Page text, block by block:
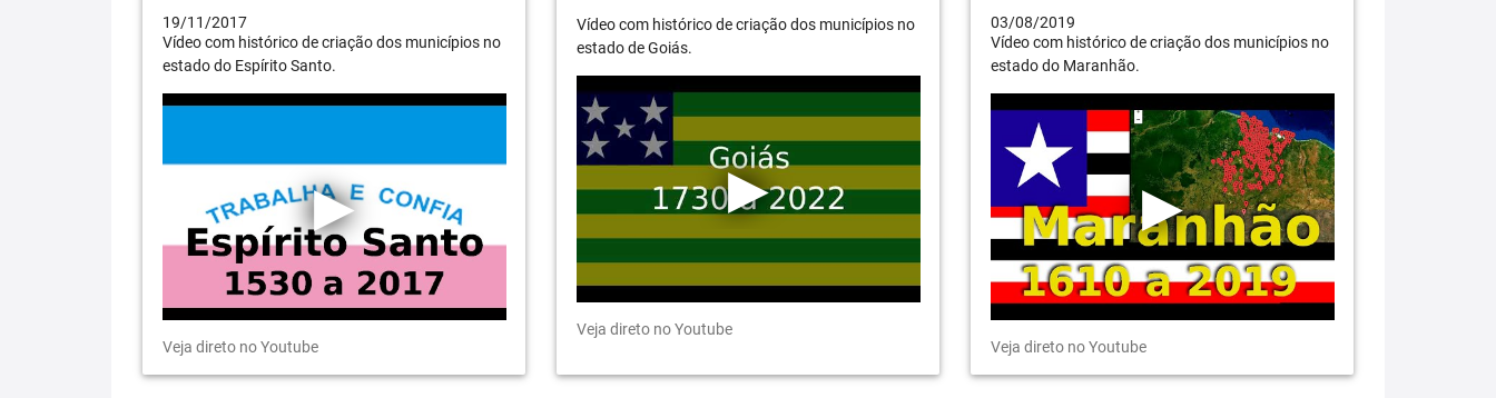
19/11/2017
Vídeo com histórico de criação dos municípios no
estado do Espírito Santo.
Veja direto no Youtube
Vídeo com histórico de criação dos municípios no
estado de Goiás.
Veja direto no Youtube
03/08/2019
Vídeo com histórico de criação dos municípios no
estado do Maranhão.
Veja direto no Youtube